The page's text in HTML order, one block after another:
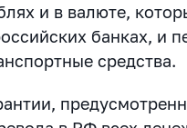
и в валюте,
банках, и
средства.